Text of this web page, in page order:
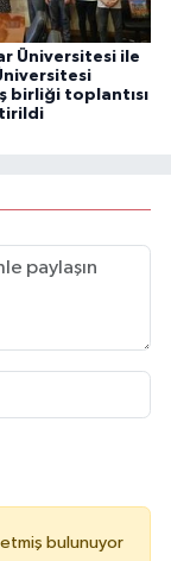
Üniversitesi ile
birliği toplantısı
bulunuyor